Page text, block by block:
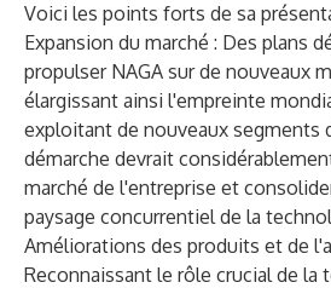
Voici les points forts de sa
Expansion du marché : Des plans
propulser NAGA sur de nouveaux
élargissant ainsi l'empreinte
exploitant de nouveaux segments
démarche devrait
marché de l'entreprise et
paysage concurrentiel de la
Améliorations des produits et de
Reconnaissant le rôle crucial de la